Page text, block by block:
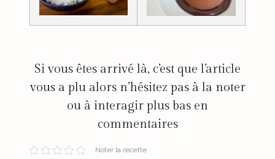
Si vous êtes arrivé là, c’est que l’article
vous a plu alors n’hésitez pas à la noter
ou à interagir plus bas en
commentaires
Noter la recette